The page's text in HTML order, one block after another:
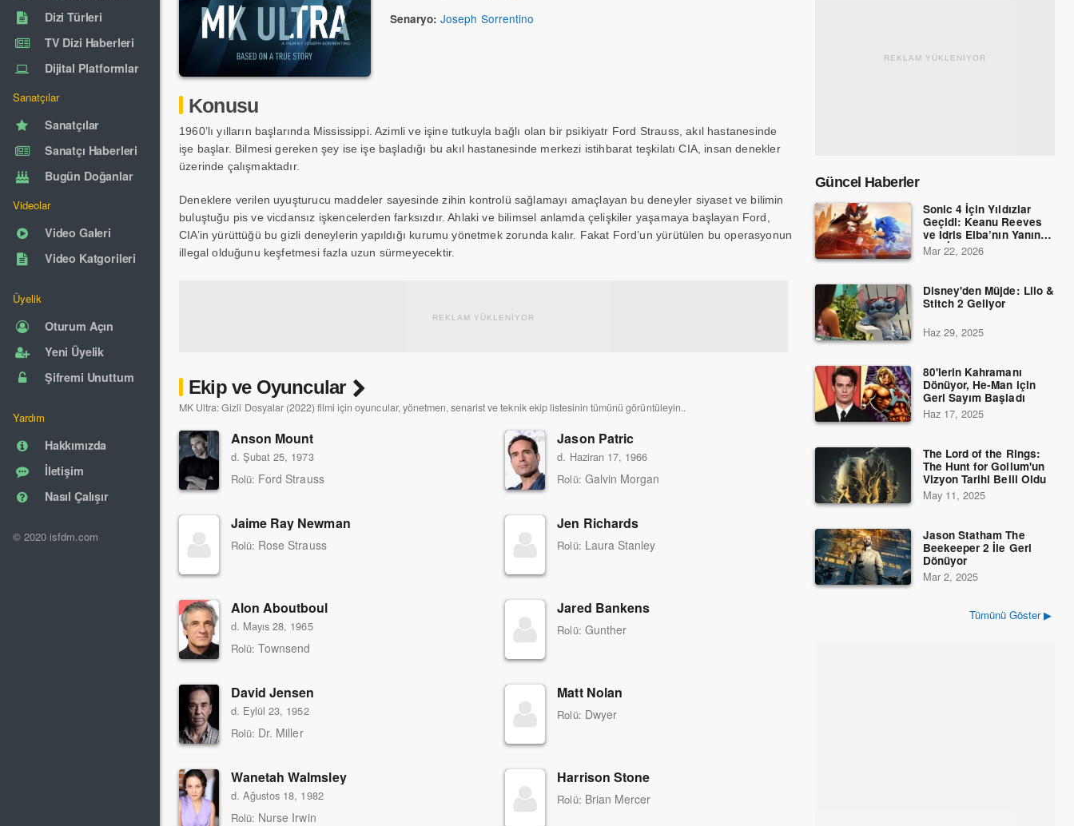
Dizi Türleri
TV Dizi Haberleri
Dijital Platformlar
Sanatçılar
Sanatçılar
Sanatçı Haberleri
Bugün Doğanlar
Videolar
Video Galeri
Video Katgorileri
Üyelik
Oturum Açın
Yeni Üyelik
Şifremi Unuttum
Yardım
Hakkımızda
İletişim
Nasıl Çalışır
© 2020 isfdm.com
Senaryo: Joseph Sorrentino
Konusu
1960’lı yılların başlarında Mississippi. Azimli ve işine tutkuyla bağlı olan bir psikiyatr Ford Strauss, akıl hastanesinde
işe başlar. Bilmesi gereken şey ise işe başladığı bu akıl hastanesinde merkezi istihbarat teşkilatı CIA, insan denekler
üzerinde çalışmaktadır.
Deneklere verilen uyuşturucu maddeler sayesinde zihin kontrolü sağlamayı amaçlayan bu deneyler siyaset ve bilimin
buluştuğu pis ve vicdansız işkencelerden farksızdır. Ahlaki ve bilimsel anlamda çelişkiler yaşamaya başlayan Ford,
CIA’in yürüttüğü bu gizli deneylerin yapıldığı kurumu yönetmek zorunda kalır. Fakat Ford’un yürütülen bu operasyonun
illegal olduğunu keşfetmesi fazla uzun sürmeyecektir.
REKLAM YÜKLENİYOR
Ekip ve Oyuncular
MK Ultra: Gizli Dosyalar (2022) filmi için oyuncular, yönetmen, senarist ve teknik ekip listesinin tümünü görüntüleyin..
Anson Mount
d. Şubat 25, 1973
Rolü: Ford Strauss
Jason Patric
d. Haziran 17, 1966
Rolü: Galvin Morgan
Jaime Ray Newman
Rolü: Rose Strauss
Jen Richards
Rolü: Laura Stanley
Alon Aboutboul
d. Mayıs 28, 1965
Rolü: Townsend
Jared Bankens
Rolü: Gunther
David Jensen
d. Eylül 23, 1952
Rolü: Dr. Miller
Matt Nolan
Rolü: Dwyer
Wanetah Walmsley
d. Ağustos 18, 1982
Rolü: Nurse Irwin
Harrison Stone
Rolü: Brian Mercer
REKLAM YÜKLENİYOR
Güncel Haberler
Sonic 4 İçin Yıldızlar
Geçidi: Keanu Reeves
ve Idris Elba’nın Yanına
Dev İsimler Katıldı!
Mar 22, 2026
Disney'den Müjde: Lilo &
Stitch 2 Geliyor
Haz 29, 2025
80'lerin Kahramanı
Dönüyor, He-Man için
Geri Sayım Başladı
Haz 17, 2025
The Lord of the Rings:
The Hunt for Gollum'un
Vizyon Tarihi Belli Oldu
May 11, 2025
Jason Statham The
Beekeeper 2 İle Geri
Dönüyor
Mar 2, 2025
Tümünü Göster ▶